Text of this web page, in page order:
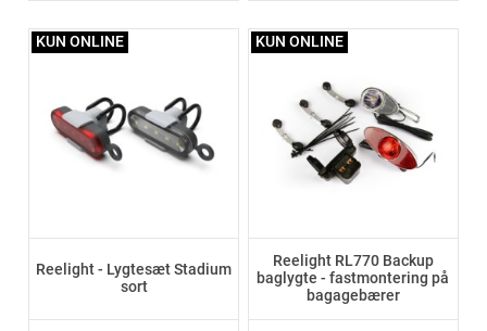
Reelight - Lygtesæt Stadium
sort
KUN ONLINE
Reelight RL770 Backup
baglygte - fastmontering på
bagagebærer
KUN ONLINE